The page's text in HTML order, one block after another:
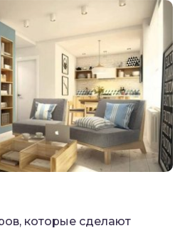
которые сделают